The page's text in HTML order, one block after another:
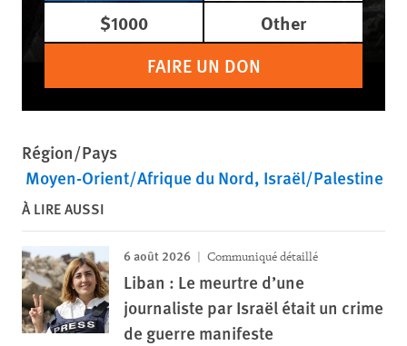
$1000 Other
FAIRE UN DON
Région/Pays
Moyen-Orient/Afrique du Nord Israël/Palestine
À LIRE AUSSI
6 août 2026 Communiqué détaillé
Liban : Le meurtre d’une
journaliste par Israël était un crime
de guerre manifeste